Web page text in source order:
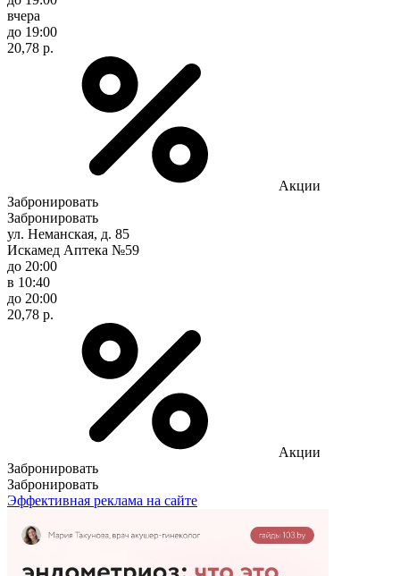
вчера
до 19:00
20,78 р.
Акции
Забронировать
Забронировать
ул. Неманская, д. 85
Искамед Аптека №59
до 20:00
в 10:40
до 20:00
20,78 р.
Акции
Забронировать
Забронировать
Эффективная реклама на сайте